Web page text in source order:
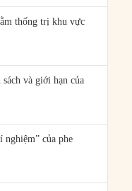
thống trị khu vực
và giới hạn của
của phe